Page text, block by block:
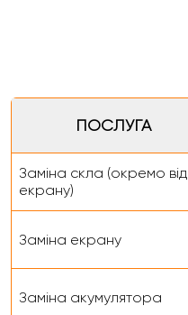
ПОСЛУГА
Заміна скла (окремо від
екрану)
Заміна екрану
Заміна акумулятора